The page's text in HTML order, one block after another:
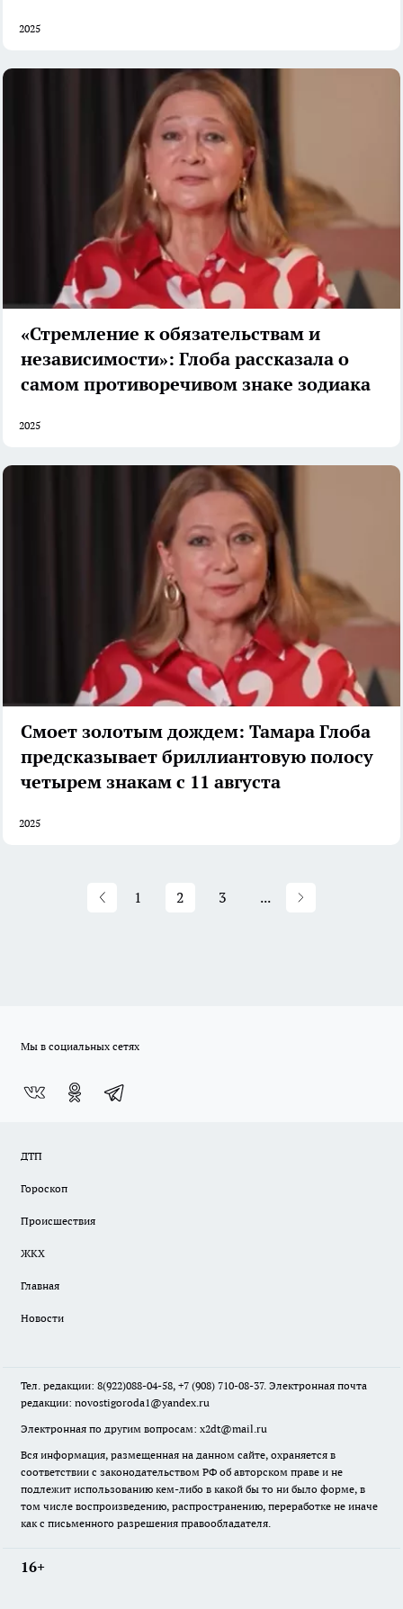
2025
«Стремление к обязательствам и
независимости»: Глоба рассказала о
самом противоречивом знаке зодиака
2025
Смоет золотым дождем: Тамара Глоба
предсказывает бриллиантовую полосу
четырем знакам с 11 августа
2025
1 2 3 ...
Мы в социальных сетях
ДТП
Гороскоп
Происшествия
ЖКХ
Главная
Новости
Тел. редакции: 8(922)088-04-58, +7 (908) 710-08-37. Электронная почта
редакции: novostigoroda1@yandex.ru
Электронная по другим вопросам: x2dt@mail.ru
Вся информация, размещенная на данном сайте, охраняется в
соответствии с законодательством РФ об авторском праве и не
подлежит использованию кем-либо в какой бы то ни было форме, в
том числе воспроизведению, распространению, переработке не иначе
как с письменного разрешения правообладателя.
16+